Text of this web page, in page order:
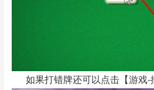
如果打错牌还可以点击【游戏-